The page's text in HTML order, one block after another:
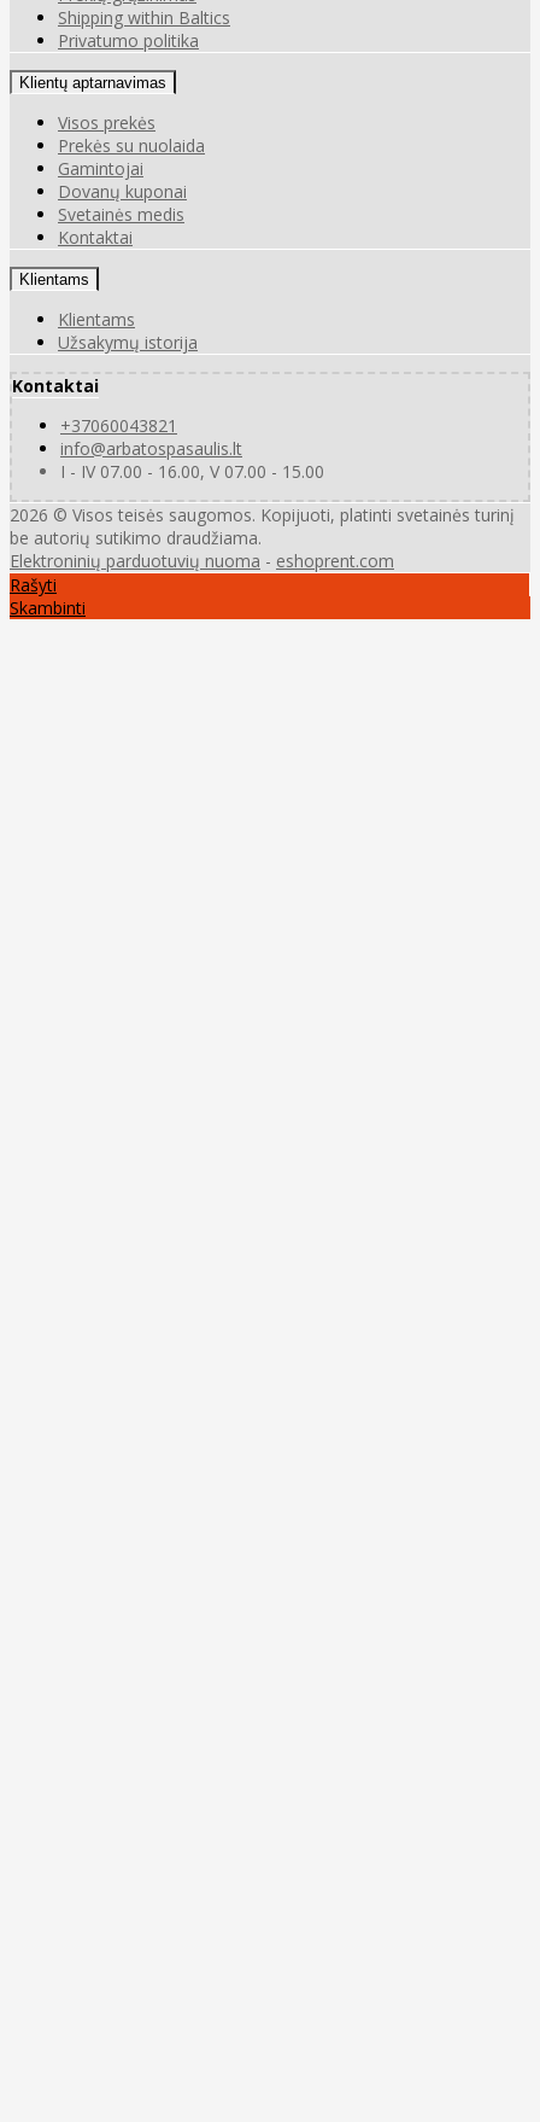
Shipping within Baltics
Privatumo politika
Klientų aptarnavimas
Visos prekės
Prekės su nuolaida
Gamintojai
Dovanų kuponai
Svetainės medis
Kontaktai
Klientams
Klientams
Užsakymų istorija
Kontaktai
+37060043821
info@arbatospasaulis.lt
I - IV 07.00 - 16.00, V 07.00 - 15.00
2026 © Visos teisės saugomos. Kopijuoti, platinti svetainės turinį
be autorių sutikimo draudžiama.
Elektroninių parduotuvių nuoma - eshoprent.com
Rašyti
Skambinti